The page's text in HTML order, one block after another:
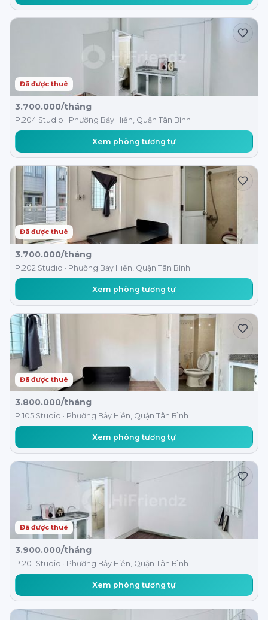
Đã được thuê
3.700.000/tháng
P.204 Studio · Phường Bảy Hiền, Quận Tân Bình
Xem phòng tương tự
Đã được thuê
3.700.000/tháng
P.202 Studio · Phường Bảy Hiền, Quận Tân Bình
Xem phòng tương tự
Đã được thuê
3.800.000/tháng
P.105 Studio · Phường Bảy Hiền, Quận Tân Bình
Xem phòng tương tự
Đã được thuê
3.900.000/tháng
P.201 Studio · Phường Bảy Hiền, Quận Tân Bình
Xem phòng tương tự